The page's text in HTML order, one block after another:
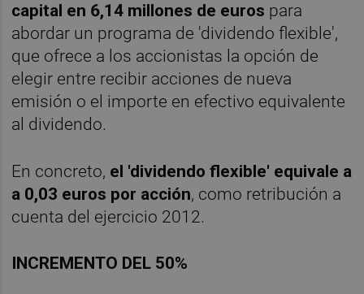
capital en 6,14 millones de euros para
abordar un programa de 'dividendo flexible',
que ofrece a los accionistas la opción de
elegir entre recibir acciones de nueva
emisión o el importe en efectivo equivalente
al dividendo.
En concreto, el 'dividendo flexible' equivale a
a 0,03 euros por acción, como retribución a
cuenta del ejercicio 2012.
INCREMENTO DEL 50%